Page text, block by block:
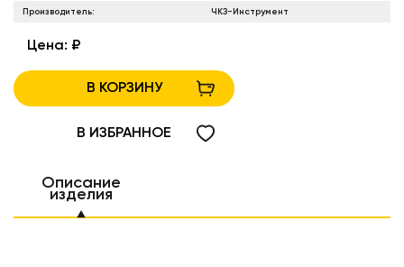
Производитель: ЧКЗ-Инструмент
Цена: ₽
В КОРЗИНУ
В ИЗБРАННОЕ
Описание
изделия